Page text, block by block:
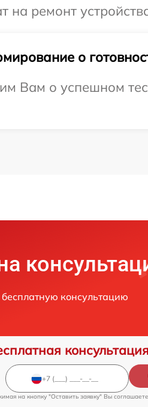
на ремонт
о
Вам о успешном
консультацию
на кнопку "Оставить заявку" Вы